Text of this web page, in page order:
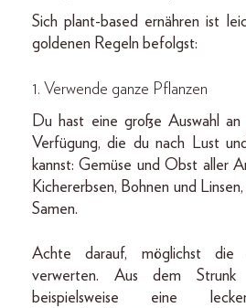
Sich plant-based ernähren ist
goldenen Regeln befolgst:
1. Verwende ganze Pflanzen
Du hast eine große Auswahl
Verfügung, die du nach Lust
kannst: Gemüse und Obst aller
Kichererbsen, Bohnen und
Samen.
Achte darauf, möglichst die
verwerten. Aus dem
beispielsweise eine